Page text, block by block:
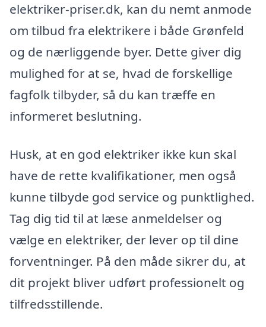
elektriker-priser.dk, kan du nemt anmode
om tilbud fra elektrikere i både Grønfeld
og de nærliggende byer. Dette giver dig
mulighed for at se, hvad de forskellige
fagfolk tilbyder, så du kan træffe en
informeret beslutning.
Husk, at en god elektriker ikke kun skal
have de rette kvalifikationer, men også
kunne tilbyde god service og punktlighed.
Tag dig tid til at læse anmeldelser og
vælge en elektriker, der lever op til dine
forventninger. På den måde sikrer du, at
dit projekt bliver udført professionelt og
tilfredsstillende.